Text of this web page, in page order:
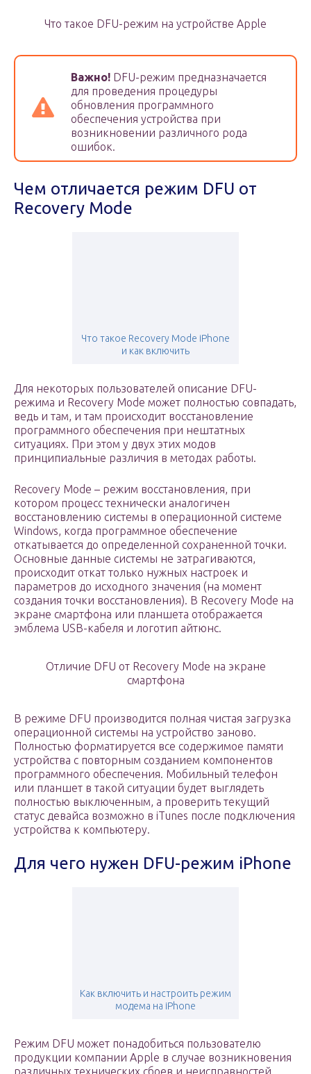
Что такое DFU-режим на устройстве Apple
Важно! DFU-режим предназначается
для проведения процедуры
обновления программного
обеспечения устройства при
возникновении различного рода
ошибок.
Чем отличается режим DFU от
Recovery Mode
Что такое Recovery Mode iPhone
и как включить
Для некоторых пользователей описание DFU-
режима и Recovery Mode может полностью совпадать,
ведь и там, и там происходит восстановление
программного обеспечения при нештатных
ситуациях. При этом у двух этих модов
принципиальные различия в методах работы.
Recovery Mode – режим восстановления, при
котором процесс технически аналогичен
восстановлению системы в операционной системе
Windows, когда программное обеспечение
откатывается до определенной сохраненной точки.
Основные данные системы не затрагиваются,
происходит откат только нужных настроек и
параметров до исходного значения (на момент
создания точки восстановления). В Recovery Mode на
экране смартфона или планшета отображается
эмблема USB-кабеля и логотип айтюнс.
Отличие DFU от Recovery Mode на экране
смартфона
В режиме DFU производится полная чистая загрузка
операционной системы на устройство заново.
Полностью форматируется все содержимое памяти
устройства с повторным созданием компонентов
программного обеспечения. Мобильный телефон
или планшет в такой ситуации будет выглядеть
полностью выключенным, а проверить текущий
статус девайса возможно в iTunes после подключения
устройства к компьютеру.
Для чего нужен DFU-режим iPhone
Как включить и настроить режим
модема на iPhone
Режим DFU может понадобиться пользователю
продукции компании Apple в случае возникновения
различных технических сбоев и неисправностей,